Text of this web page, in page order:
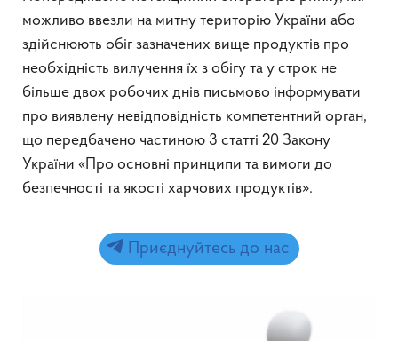
можливо ввезли на митну територію України або
здійснюють обіг зазначених вище продуктів про
необхідність вилучення їх з обігу та у строк не
більше двох робочих днів письмово інформувати
про виявлену невідповідність компетентний орган,
що передбачено частиною 3 статті 20 Закону
України «Про основні принципи та вимоги до
безпечності та якості харчових продуктів».
Приєднуйтесь до нас